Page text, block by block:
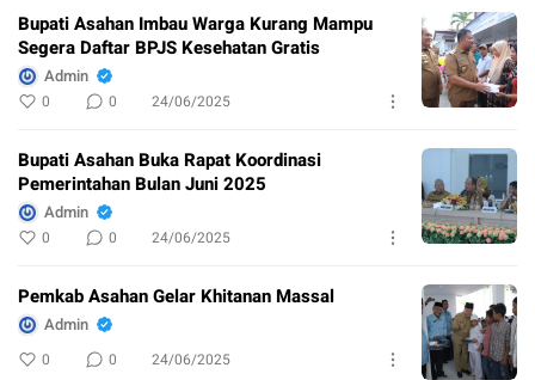
Bupati Asahan Imbau Warga Kurang Mampu
Segera Daftar BPJS Kesehatan Gratis
Admin
0 0 24/06/2025
Bupati Asahan Buka Rapat Koordinasi
Pemerintahan Bulan Juni 2025
Admin
0 0 24/06/2025
Pemkab Asahan Gelar Khitanan Massal
Admin
0 0 24/06/2025